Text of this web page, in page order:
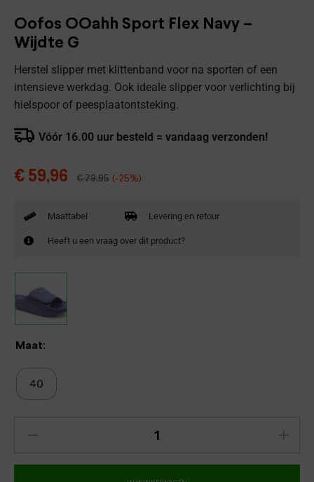
Oofos OOahh Sport Flex Navy –
Wijdte G
Herstel slipper met klittenband voor na sporten of een
intensieve werkdag. Ook ideale slipper voor verlichting bij
hielspoor of peesplaatontsteking.
Vóór 16.00 uur besteld = vandaag verzonden!
€ 59,96 €79,95 (-25%)
Maattabel Levering en retour
Heeft u een vraag over dit product?
Maat:
40